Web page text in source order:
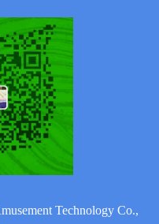
Technology Co.,